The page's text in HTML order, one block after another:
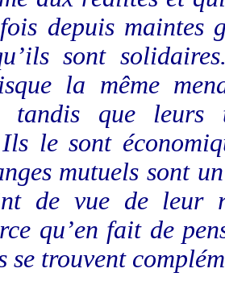
depuis maintes
sont
la même
tandis que leurs
le sont
mutuels sont
de vue de leur
qu’en fait de
se trouvent